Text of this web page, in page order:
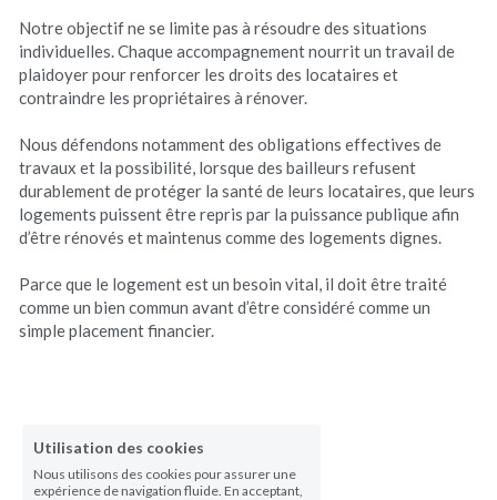
Notre objectif ne se limite pas à résoudre des situations
individuelles. Chaque accompagnement nourrit un travail de
plaidoyer pour renforcer les droits des locataires et
contraindre les propriétaires à rénover.
Nous défendons notamment des obligations effectives de
travaux et la possibilité, lorsque des bailleurs refusent
durablement de protéger la santé de leurs locataires, que leurs
logements puissent être repris par la puissance publique afin
d’être rénovés et maintenus comme des logements dignes.
Parce que le logement est un besoin vital, il doit être traité
comme un bien commun avant d’être considéré comme un
simple placement financier.
Utilisation des cookies
Nous utilisons des cookies pour assurer une
expérience de navigation fluide. En acceptant,